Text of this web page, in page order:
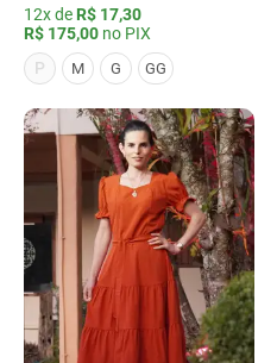
12x de R$ 17,30
R$ 175,00 no PIX
P
M G GG